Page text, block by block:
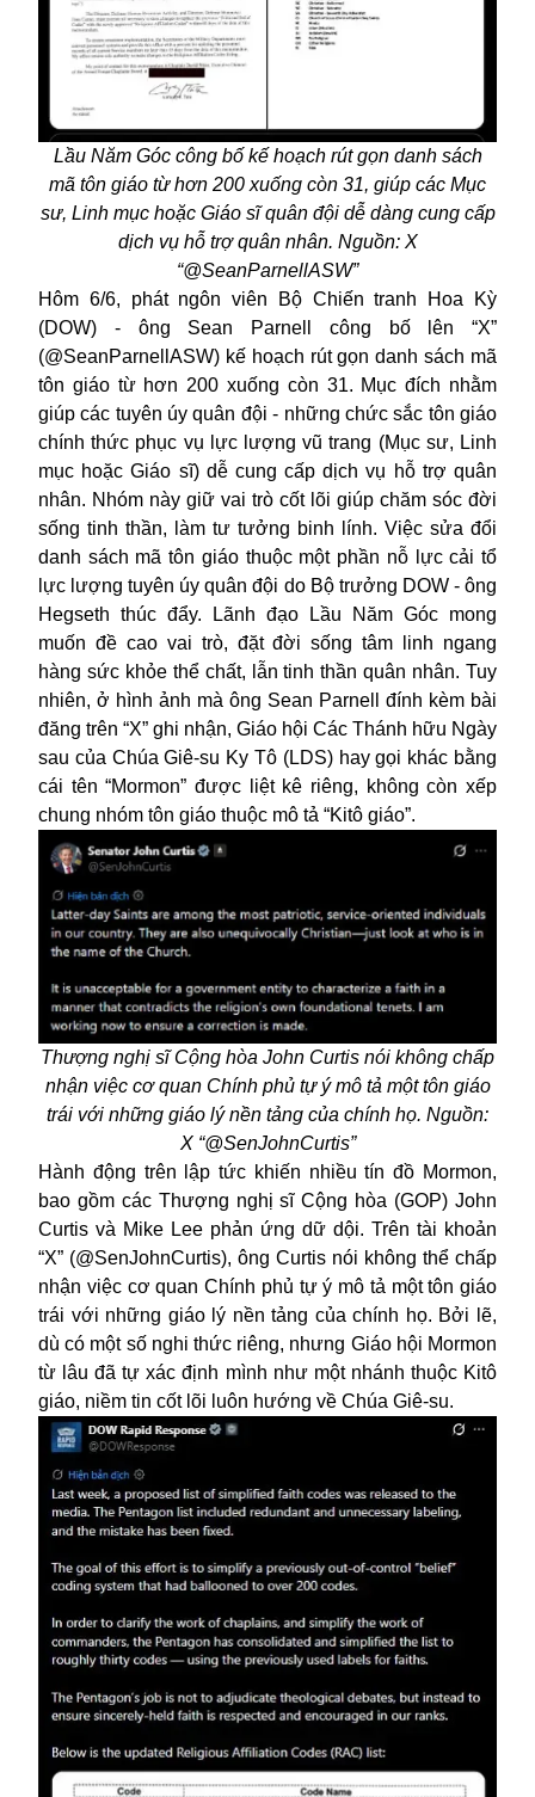
Lầu Năm Góc công bố kế hoạch rút gọn danh sách
mã tôn giáo từ hơn 200 xuống còn 31, giúp các Mục
sư, Linh mục hoặc Giáo sĩ quân đội dễ dàng cung cấp
dịch vụ hỗ trợ quân nhân. Nguồn: X
“@SeanParnellASW”
Hôm 6/6, phát ngôn viên Bộ Chiến tranh Hoa Kỳ
(DOW) - ông Sean Parnell công bố lên “X”
(@SeanParnellASW) kế hoạch rút gọn danh sách mã
tôn giáo từ hơn 200 xuống còn 31. Mục đích nhằm
giúp các tuyên úy quân đội - những chức sắc tôn giáo
chính thức phục vụ lực lượng vũ trang (Mục sư, Linh
mục hoặc Giáo sĩ) dễ cung cấp dịch vụ hỗ trợ quân
nhân. Nhóm này giữ vai trò cốt lõi giúp chăm sóc đời
sống tinh thần, làm tư tưởng binh lính. Việc sửa đổi
danh sách mã tôn giáo thuộc một phần nỗ lực cải tổ
lực lượng tuyên úy quân đội do Bộ trưởng DOW - ông
Hegseth thúc đẩy. Lãnh đạo Lầu Năm Góc mong
muốn đề cao vai trò, đặt đời sống tâm linh ngang
hàng sức khỏe thể chất, lẫn tinh thần quân nhân. Tuy
nhiên, ở hình ảnh mà ông Sean Parnell đính kèm bài
đăng trên “X” ghi nhận, Giáo hội Các Thánh hữu Ngày
sau của Chúa Giê-su Ky Tô (LDS) hay gọi khác bằng
cái tên “Mormon” được liệt kê riêng, không còn xếp
chung nhóm tôn giáo thuộc mô tả “Kitô giáo”.
Thượng nghị sĩ Cộng hòa John Curtis nói không chấp
nhận việc cơ quan Chính phủ tự ý mô tả một tôn giáo
trái với những giáo lý nền tảng của chính họ. Nguồn:
X “@SenJohnCurtis”
Hành động trên lập tức khiến nhiều tín đồ Mormon,
bao gồm các Thượng nghị sĩ Cộng hòa (GOP) John
Curtis và Mike Lee phản ứng dữ dội. Trên tài khoản
“X” (@SenJohnCurtis), ông Curtis nói không thể chấp
nhận việc cơ quan Chính phủ tự ý mô tả mộttôn giáo
trái với những giáo lý nền tảng của chính họ. Bởi lẽ,
dù có một số nghi thức riêng, nhưng Giáo hội Mormon
từ lâu đã tự xác định mình như một nhánh thuộc Kitô
giáo, niềm tin cốt lõi luôn hướng về Chúa Giê-su.